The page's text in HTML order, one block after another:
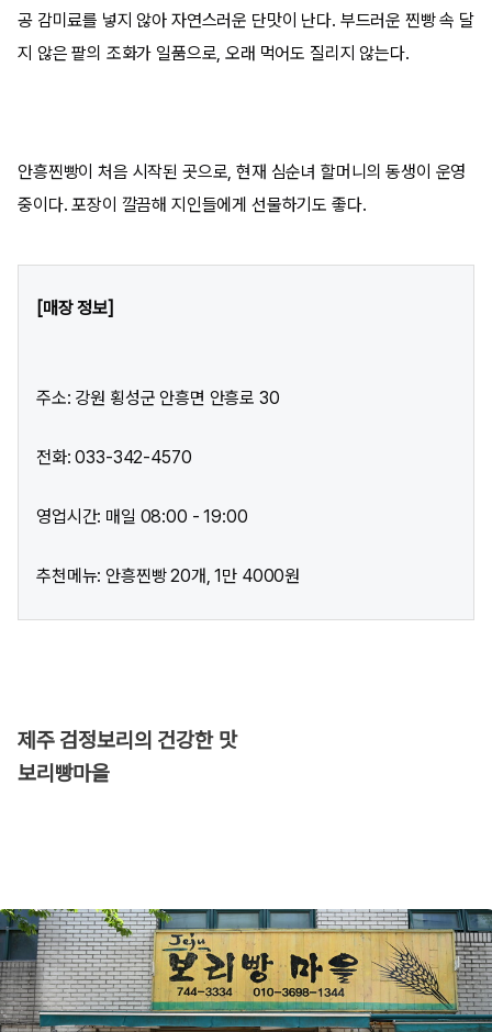
공 감미료를 넣지 않아 자연스러운 단맛이 난다. 부드러운 찐빵 속 달
지 않은 팥의 조화가 일품으로, 오래 먹어도 질리지 않는다.
안흥찐빵이 처음 시작된 곳으로, 현재 심순녀 할머니의 동생이 운영
중이다. 포장이 깔끔해 지인들에게 선물하기도 좋다.
[매장 정보]
주소: 강원 횡성군 안흥면 안흥로 30
전화: 033-342-4570
영업시간: 매일 08:00 - 19:00
추천메뉴: 안흥찐빵 20개, 1만 4000원
제주 검정보리의 건강한 맛
보리빵마을